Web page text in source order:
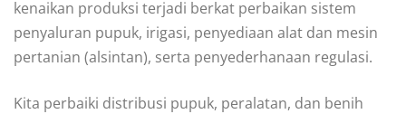
kenaikan produksi terjadi berkat perbaikan sistem
penyaluran pupuk, irigasi, penyediaan alat dan mesin
pertanian (alsintan), serta penyederhanaan regulasi.
Kita perbaiki distribusi pupuk, peralatan, dan benih